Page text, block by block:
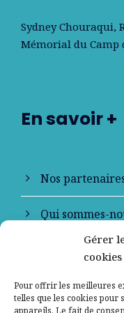
Gérer
cookies
Pour offrir les meilleures
telles que les cookies
appareils. Le fait de
Sydney Chouraqui,
Mémorial du Camp
En savoir +
Nos
Qui sommes-
Contactez-nous
Mentions